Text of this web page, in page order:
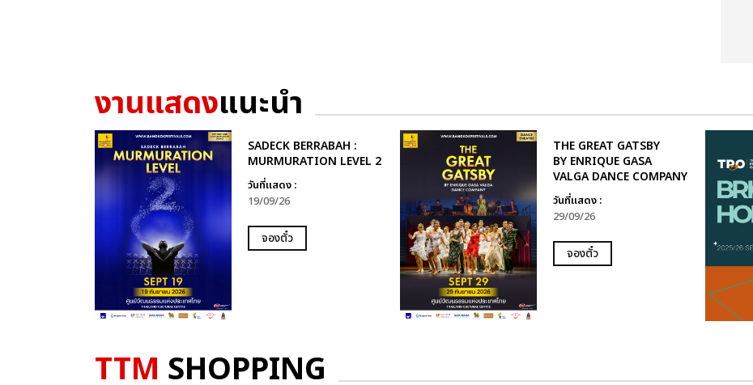
งานแสดงแนะนำ
SADECK BERRABAH :
MURMURATION LEVEL 2
วันที่แสดง :
19/09/26
จองตั๋ว
THE GREAT GATSBY
BY ENRIQUE GASA
VALGA DANCE COMPANY
วันที่แสดง :
29/09/26
จองตั๋ว
TTM SHOPPING